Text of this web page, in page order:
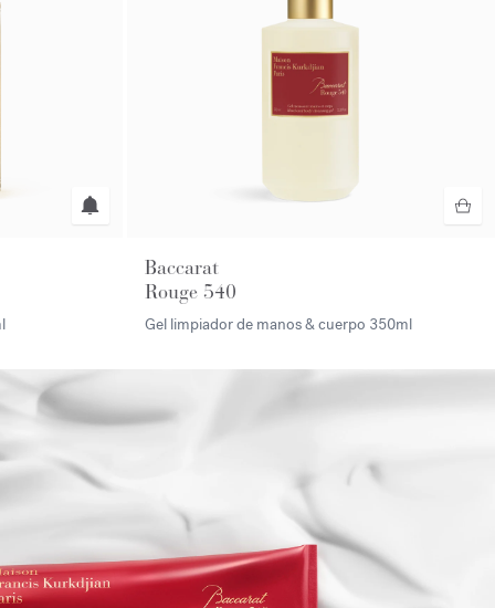
Baccarat
Rouge 540
Gel limpiador de manos & cuerpo 350ml